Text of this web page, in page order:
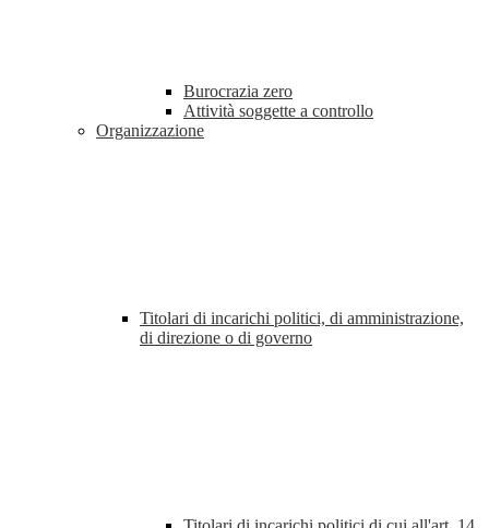
Burocrazia zero
Attività soggette a controllo
Organizzazione
Titolari di incarichi politici, di amministrazione,
di direzione o di governo